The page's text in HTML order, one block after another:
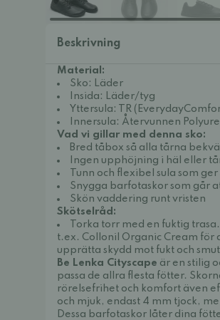
Beskrivning
Material:
Sko: Läder
Insida: Läder/tyg
Yttersula: TR
Innersula: Återvunnen
Vad vi gillar med denna sko:
Bred tåbox så alla tårna
Ingen upphöjning i häl eller
Tunn och flexibel sula som
Snygga barfotaskor som går
Skön vaddering runt vristen
Skötselråd:
Torka torr med en fuktig
t.ex. Collonil Organic Cream för
upprätta skydd mot fukt och
Be Lenka Cityscape är en stilig
passa de allra flesta fötter.
rörelsefrihet och komfort även
och mjuk, endast 4 mm tjock,
Dessa barfotaskor låter dina